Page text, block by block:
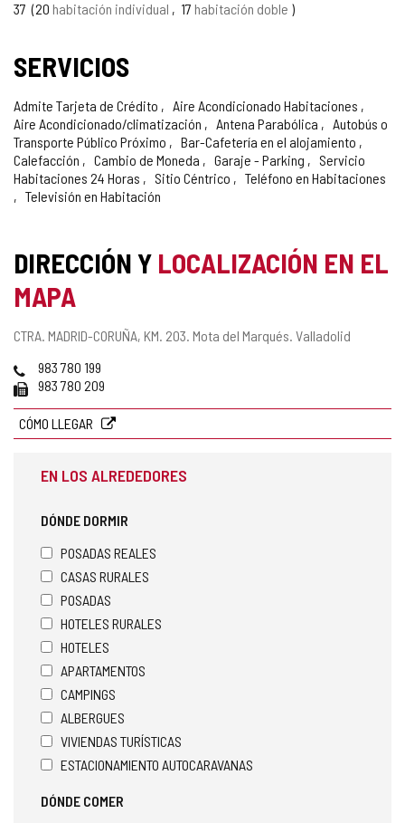
37 20 habitación individual 17 habitación doble
SERVICIOS
Admite Tarjeta de Crédito
Aire Acondicionado Habitaciones
Aire Acondicionado/climatización
Antena Parabólica
Autobús o
Transporte Público Próximo
Bar-Cafetería en el alojamiento
Calefacción
Cambio de Moneda Garaje - Parking
Servicio
Habitaciones 24 Horas
Sitio Céntrico
Teléfono en Habitaciones
Televisión en Habitación
DIRECCIÓN Y LOCALIZACIÓN EN EL
MAPA
Dirección
CTRA. MADRID-CORUÑA, KM. 203. Mota del Marqués. Valladolid
Teléfonos
983 780 199
Fax 983 780 209
CÓMO LLEGAR
EN LOS ALREDEDORES
DÓNDE DORMIR
POSADAS REALES
CASAS RURALES
POSADAS
HOTELES RURALES
HOTELES
APARTAMENTOS
CAMPINGS
ALBERGUES
VIVIENDAS TURÍSTICAS
ESTACIONAMIENTO AUTOCARAVANAS
DÓNDE COMER